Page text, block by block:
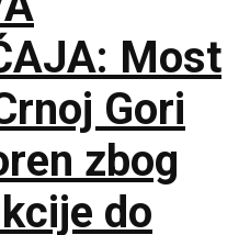
Most
Gori
zbog
do